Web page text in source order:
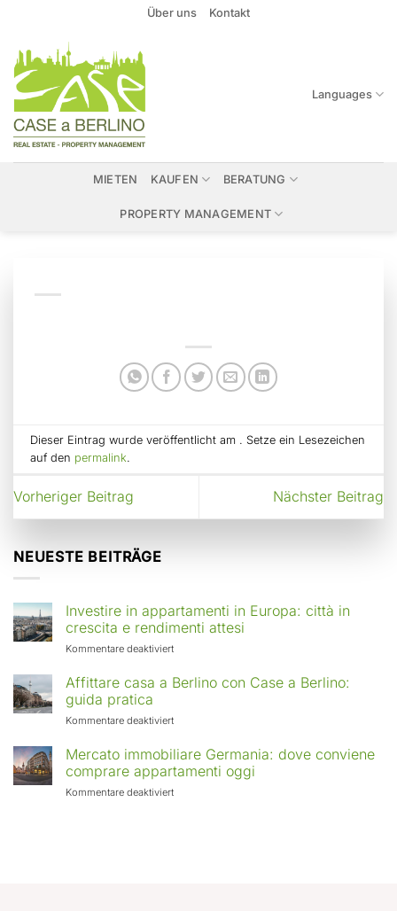
springen
Über uns Kontakt
Languages
MIETEN KAUFEN BERATUNG
PROPERTY MANAGEMENT
Dieser Eintrag wurde veröffentlicht am . Setze ein Lesezeichen
auf den permalink.
Vorheriger Beitrag Nächster Beitrag
NEUESTE BEITRÄGE
Investire in appartamenti in Europa: città in
crescita e rendimenti attesi
Kommentare deaktiviertfür
in
Europa:
in
crescita
rendimenti
Affittare casa a Berlino con Case a Berlino:
guida pratica
Kommentare deaktiviertfür
casa
a
Berlino
con
Mercato immobiliare Germania: dove conviene
comprare appartamenti oggi
Kommentare deaktiviertfür